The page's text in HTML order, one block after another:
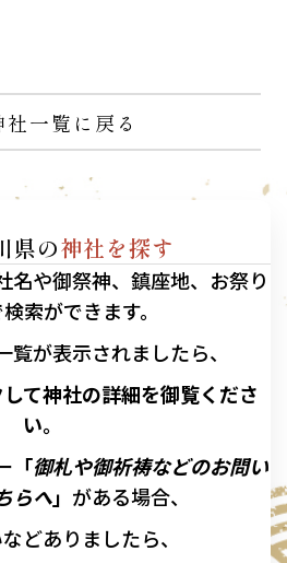
社一覧に戻る
県の神社を探す
や御祭神、鎮座地、お祭り
索ができます。
覧が表示されましたら、
て神社の詳細を御覧くださ
い。
「御札や御祈祷などのお問い
らへ」 がある場合、
どありましたら、